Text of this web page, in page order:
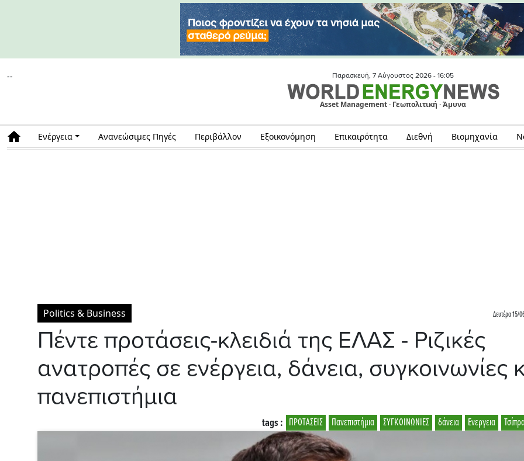
-- Παρασκευή, 7 Αύγουστος 2026 - 16:05
Asset Management · Γεωπολιτική · Άμυνα
Ενέργεια Ανανεώσιμες Πηγές Περιβάλλον Εξοικονόμηση Επικαιρότητα Διεθνή Βιομηχανία
Politics & Business Δευτέρα 15/
Πέντε προτάσεις-κλειδιά της ΕΛΑΣ - Ριζικές
ανατροπές σε ενέργεια, δάνεια, συγκοινωνίες
πανεπιστήμια
Ενεργεια
δάνεια
ΣΥΓΚΟΙΝΩΝΙΕΣ
Πανεπιστήμια
ΠΡΟΤΑΣΕΙΣ
tags :